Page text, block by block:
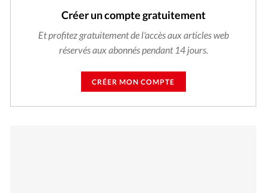
Créer un compte gratuitement
Et profitez gratuitement de l'accès aux articles web
réservés aux abonnés pendant 14 jours.
CRÉER MON COMPTE